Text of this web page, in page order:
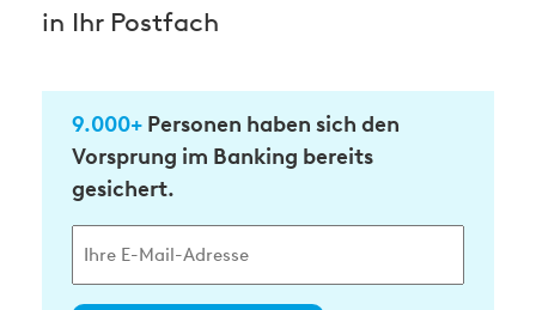
in Ihr Postfach
9.000+ Personen haben sich den
Vorsprung im Banking bereits
gesichert.